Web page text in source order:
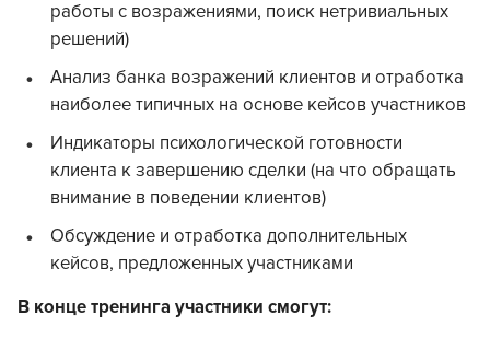
работы с возражениями, поиск нетривиальных
решений)
Анализ банка возражений клиентов и отработка
наиболее типичных на основе кейсов участников
Индикаторы психологической готовности
клиента к завершению сделки (на что обращать
внимание в поведении клиентов)
Обсуждение и отработка дополнительных
кейсов, предложенных участниками
В конце тренинга участники смогут: